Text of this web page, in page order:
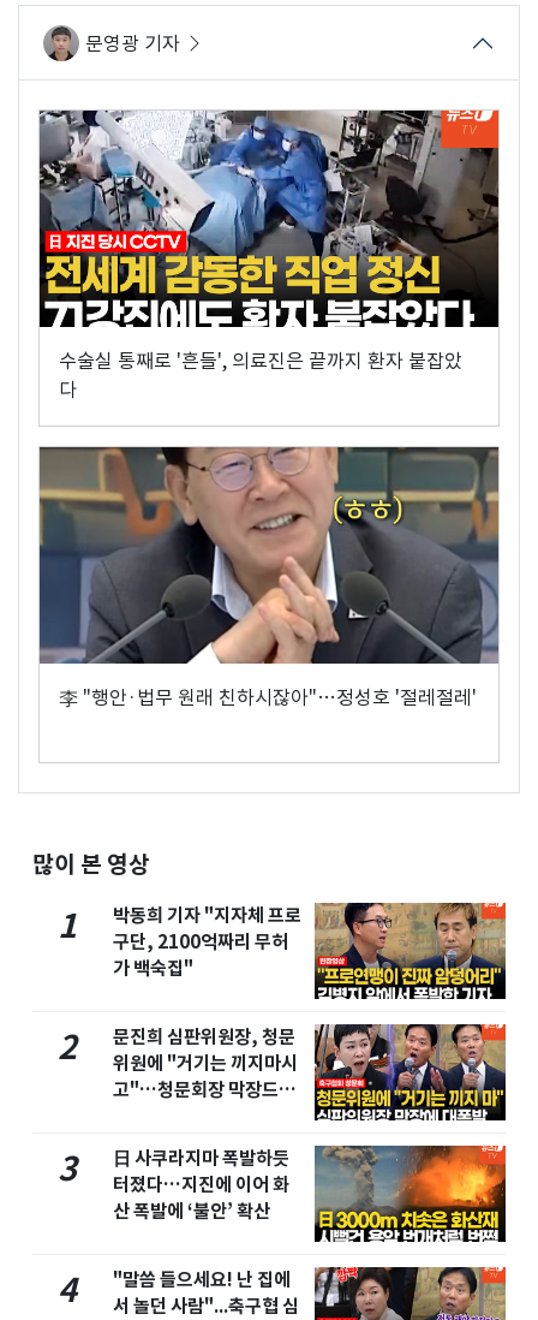
문영광 기자
수술실 통째로 '흔들', 의료진은 끝까지 환자 붙잡았
다
李 "행안·법무 원래 친하시잖아"…정성호 '절레절레'
많이 본 영상
1
박동희 기자 "지자체 프로
구단, 2100억짜리 무허
가 백숙집"
2
문진희 심판위원장, 청문
위원에 "거기는 끼지마시
고"…청문회장 막장드라
3
日 사쿠라지마 폭발하듯
터졌다…지진에 이어 화
산 폭발에 ‘불안’ 확산
4
"말씀 들으세요! 난 집에
서 놀던 사람"...축구협 심